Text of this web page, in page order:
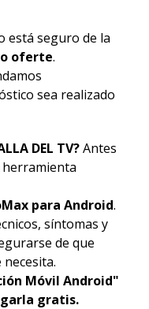
está seguro de la
oferte.
sea realizado
DEL TV?Antes
para Android.
síntomas y
de que
Móvil Android"
gratis.